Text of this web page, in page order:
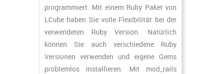
programmiert. Mit einem Ruby Paket von
LCube haben Sie volle Flexibilität bei der
verwendeten Ruby Version. Natürlich
können Sie auch verschiedene Ruby
Versionen verwenden und eigene Gems
problemlos installieren. Mit mod_rails